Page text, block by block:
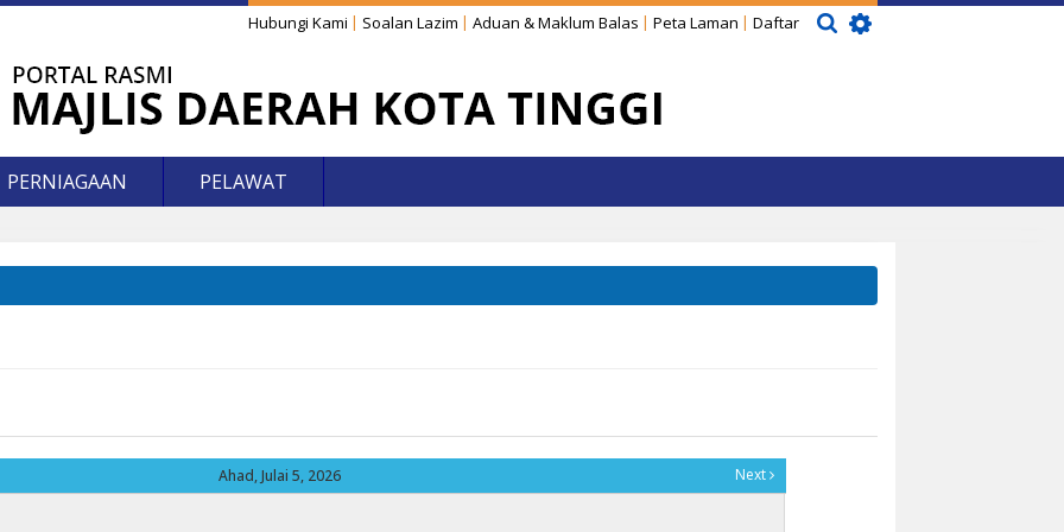
Hubungi Kami Soalan Lazim Aduan & Maklum Balas Peta Laman Daftar
PERNIAGAAN PELAWAT
Ahad, Julai 5, 2026 Next